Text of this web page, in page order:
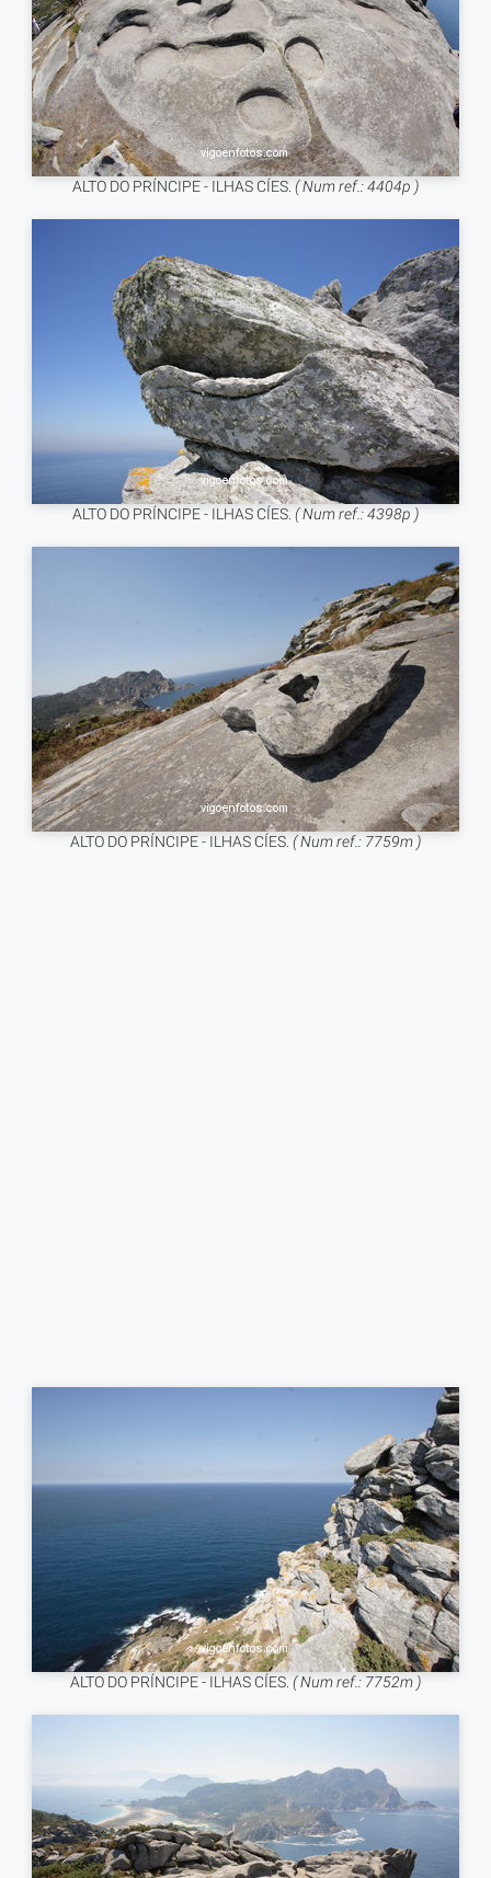
ALTO DO PRÍNCIPE - ILHAS CÍES. ( Num ref.: 4404p )
ALTO DO PRÍNCIPE - ILHAS CÍES. ( Num ref.: 4398p )
ALTO DO PRÍNCIPE - ILHAS CÍES. ( Num ref.: 7759m )
ALTO DO PRÍNCIPE - ILHAS CÍES. ( Num ref.: 7752m )